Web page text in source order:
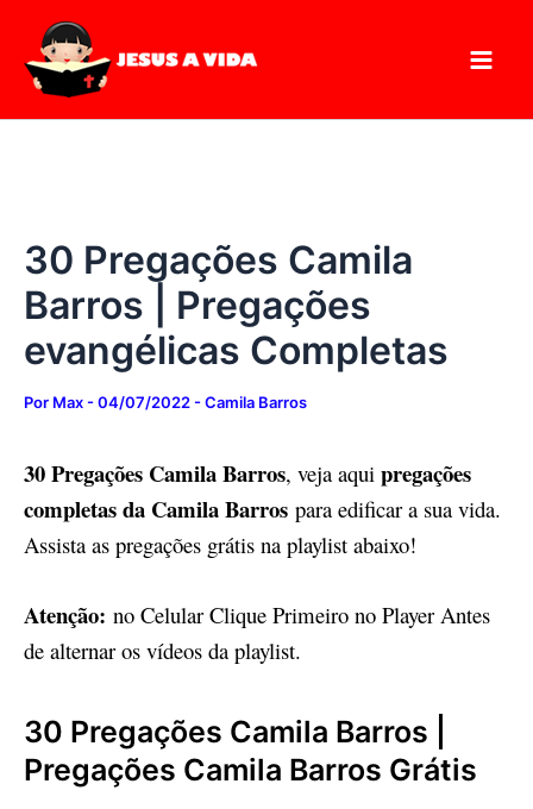
para
conteúdo
30 Pregações Camila
Barros | Pregações
evangélicas Completas
Por Max-04/07/2022-Camila Barros
30 Pregações Camila Barros, veja aqui pregações
completas da Camila Barros para edificar a sua vida.
Assista as pregações grátis na playlist abaixo!
Atenção: no Celular Clique Primeiro no Player Antes
de alternar os vídeos da playlist.
30 Pregações Camila Barros |
Pregações Camila Barros Grátis
seu
e-
mail…